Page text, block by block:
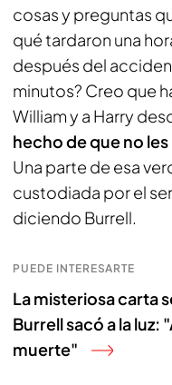
cosas y preguntas
qué tardaron una
después del
minutos? Creo que
William y a Harry
hecho de que no
Una parte de esa
custodiada por el
diciendo Burrell.
PUEDE INTERESARTE
La misteriosa carta
Burrell sacó a la luz:
muerte"